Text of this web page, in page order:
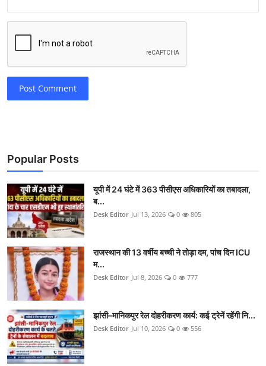
Post Comment
Popular Posts
यूपी में 24 घंटे में 363 पीसीएस अधिकारियों का तबादला,
ब...
Desk Editor Jul 13, 2026 0 805
राजस्थान की 13 वर्षीय बच्ची ने तोड़ा दम, पांच दिन ICU
म...
Desk Editor Jul 8, 2026 0 777
झांसी–मानिकपुर रेल दोहरीकरण कार्य: कई ट्रेनें रहेंगी नि...
Desk Editor Jul 10, 2026 0 556